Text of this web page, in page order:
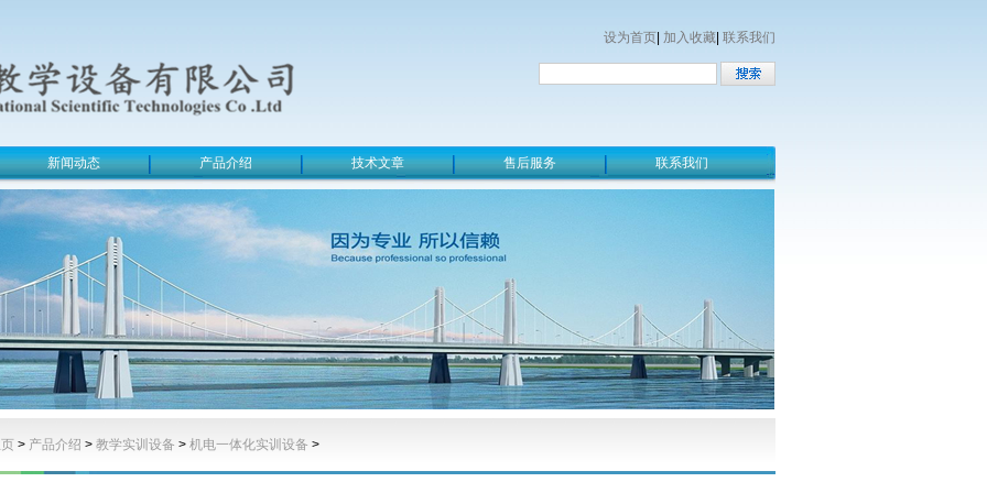
设为首页 加入收藏 联系我们
新闻动态 产品介绍 技术文章 售后服务 联系我们
> 产品介绍 > 教学实训设备 > 机电一体化实训设备 >